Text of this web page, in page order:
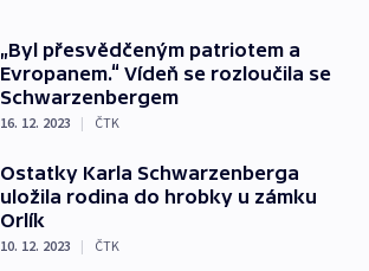
„Byl přesvědčeným patriotem a
Evropanem.“ Vídeň se rozloučila se
Schwarzenbergem
16. 12. 2023 | ČTK
Ostatky Karla Schwarzenberga
uložila rodina do hrobky u zámku
Orlík
10. 12. 2023 | ČTK